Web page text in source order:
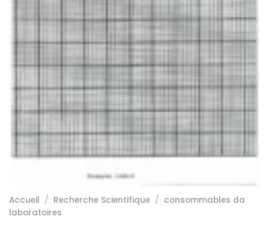
Accueil / Recherche Scientifique / consommables da
laboratoires